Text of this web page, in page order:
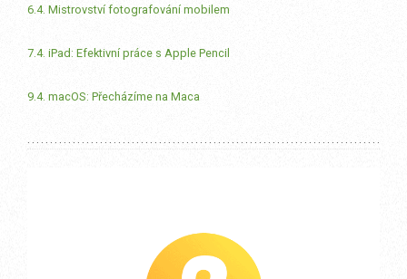
6.4. Mistrovství fotografování mobilem
7.4. iPad: Efektivní práce s Apple Pencil
9.4. macOS: Přecházíme na Maca